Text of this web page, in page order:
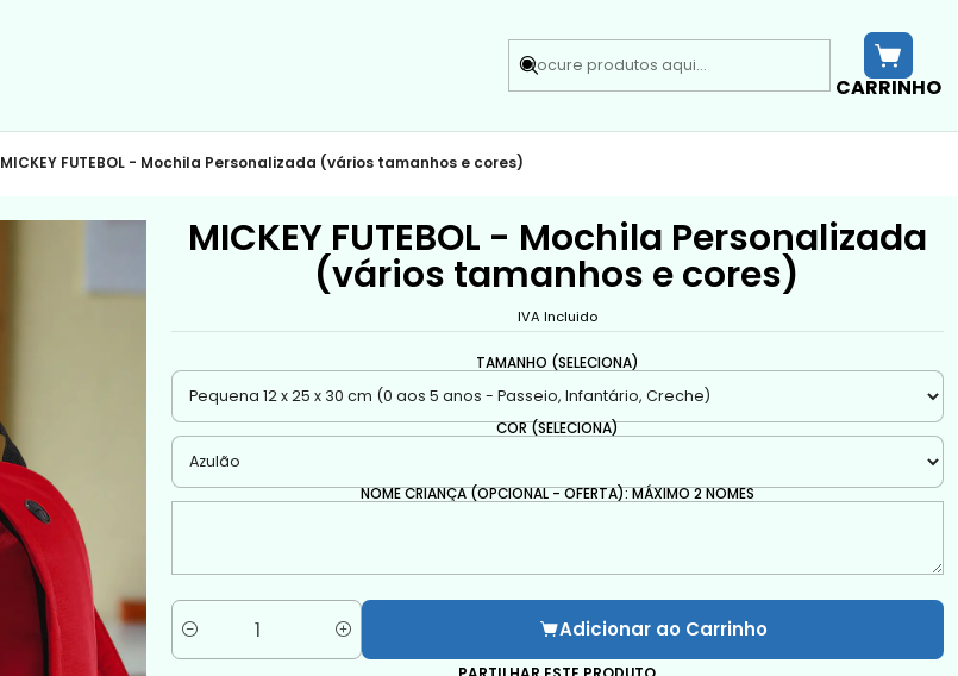
CARRINHO
MICKEY FUTEBOL - Mochila Personalizada (vários tamanhos e cores)
MICKEY FUTEBOL - Mochila Personalizada
(vários tamanhos e cores)
IVA Incluido
TAMANHO (SELECIONA)
COR (SELECIONA)
NOME CRIANÇA (OPCIONAL - OFERTA): MÁXIMO 2 NOMES
Quantidade Adicionar ao Carrinho